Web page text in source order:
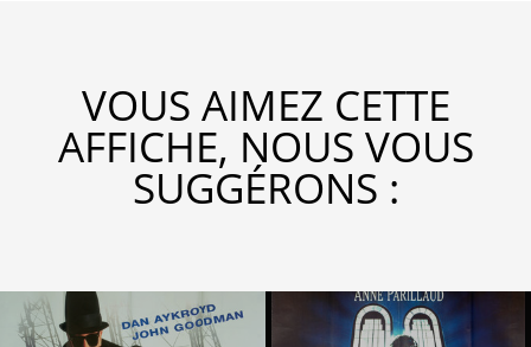
VOUS AIMEZ CETTE
AFFICHE, NOUS VOUS
SUGGÉRONS :